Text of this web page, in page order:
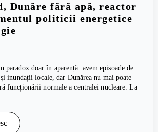
Dunăre fără apă, reactor
politicii energetice
paradox doar în aparență: avem episoade de
inundații locale, dar Dunărea nu mai poate
funcționării normale a centralei nucleare. La